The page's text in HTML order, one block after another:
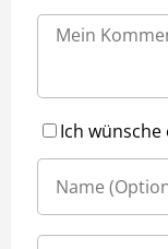
Ich